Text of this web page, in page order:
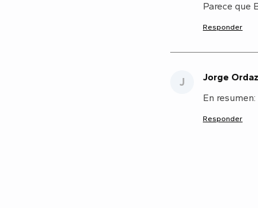
Parece que
Responder
J Jorge Ordaz
En
Responder